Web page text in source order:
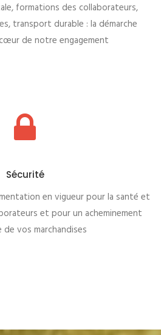
formations des collaborateurs,
transport durable : la démarche
de notre engagement
Sécurité
en vigueur pour la santé et
et pour un acheminement
vos marchandises